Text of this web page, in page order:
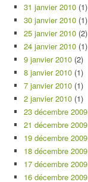
31 janvier 2010 (1)
30 janvier 2010 (1)
25 janvier 2010 (2)
24 janvier 2010 (1)
9 janvier 2010 (2)
8 janvier 2010 (1)
7 janvier 2010 (1)
2 janvier 2010 (1)
23 décembre 2009
21 décembre 2009
19 décembre 2009
18 décembre 2009
17 décembre 2009
16 décembre 2009